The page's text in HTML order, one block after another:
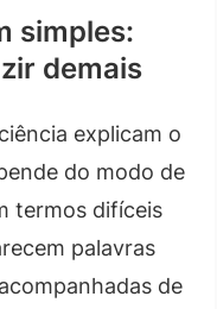
simples:
demais
explicam o
do modo de
termos difíceis
palavras
de